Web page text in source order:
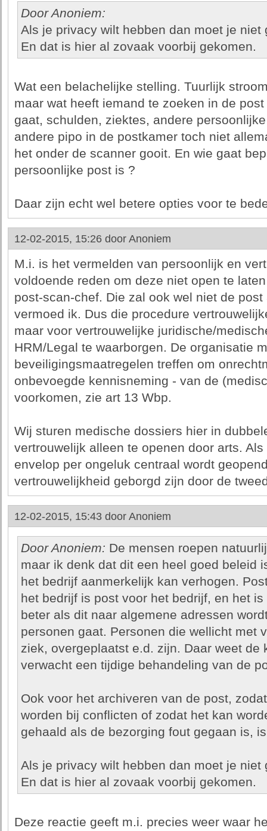
Door Anoniem:
Als je privacy wilt hebben dan moet je niet
En dat is hier al zovaak voorbij gekomen.
Wat een belachelijke stelling. Tuurlijk
maar wat heeft iemand te zoeken in de
gaat, schulden, ziektes, andere
andere pipo in de postkamer toch niet
het onder de scanner gooit. En wie gaat
persoonlijke post is ?
Daar zijn echt wel betere opties voor te
12-02-2015, 15:26 door Anoniem
M.i. is het vermelden van persoonlijk en
voldoende reden om deze niet open te
post-scan-chef. Die zal ook wel niet de
vermoed ik. Dus die procedure
maar voor vertrouwelijke juridische/
HRM/Legal te waarborgen. De organisatie
beveiligingsmaatregelen treffen om
onbevoegde kennisneming - van de
voorkomen, zie art 13 Wbp.
Wij sturen medische dossiers hier in
vertrouwelijk alleen te openen door arts.
envelop per ongeluk centraal wordt
vertrouwelijkheid geborgd zijn door de
12-02-2015, 15:43 door Anoniem
Door Anoniem: De mensen roepen
maar ik denk dat dit een heel goed beleid
het bedrijf aanmerkelijk kan verhogen.
het bedrijf is post voor het bedrijf, en het is
beter als dit naar algemene adressen
personen gaat. Personen die wellicht met
ziek, overgeplaatst e.d. zijn. Daar weet de
verwacht een tijdige behandeling van de
Ook voor het archiveren van de post,
worden bij conflicten of zodat het kan
gehaald als de bezorging fout gegaan is,
Als je privacy wilt hebben dan moet je niet
En dat is hier al zovaak voorbij gekomen.
Deze reactie geeft m.i. precies weer waar